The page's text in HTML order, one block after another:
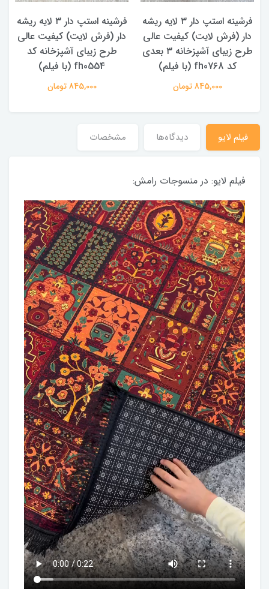
فرشینه استپ دار ۳ لایه ریشه
دار (فرش لایت) کیفیت عالی
طرح زیبای آشپزخانه ۳ بعدی
کد fh0768 (با فیلم)
845,000 تومان
فرشینه استپ دار ۳ لایه ریشه
دار (فرش لایت) کیفیت عالی
طرح زیبای آشپزخانه کد
fh0554 (با فیلم)
845,000 تومان
فیلم لایو دیدگاه‌ها مشخصات
فیلم لایو: در منسوجات رامش: